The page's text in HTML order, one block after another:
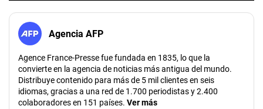
Agencia AFP
Agence France-Presse fue fundada en 1835, lo que la
convierte en la agencia de noticias más antigua del mundo.
Distribuye contenido para más de 5 mil clientes en seis
idiomas, gracias a una red de 1.700 periodistas y 2.400
colaboradores en 151 países. Ver más